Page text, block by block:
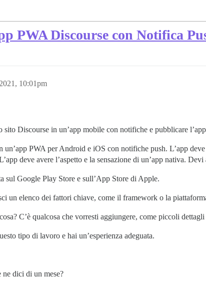
PWA Discourse con Notifica
10:01pm
Discourse in un’app mobile con notifiche e pubblicare
un’app PWA per Android e iOS con notifiche push. L’app
deve avere l’aspetto e la sensazione di un’app nativa.
sul Google Play Store e sull’App Store di Apple.
un elenco dei fattori chiave, come il framework o la
C’è qualcosa che vorresti aggiungere, come piccoli
tipo di lavoro e hai un’esperienza adeguata.
ne dici di un mese?